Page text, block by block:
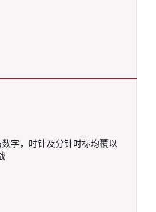
字，时针及分针时标均覆以